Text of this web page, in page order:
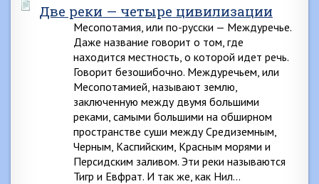
Две реки — четыре цивилизации
Месопотамия, или по-русски — Междуречье.
Даже название говорит о том, где
находится местность, о которой идет речь.
Говорит безошибочно. Междуречьем, или
Месопотамией, называют землю,
заключенную между двумя большими
реками, самыми большими на обширном
пространстве суши между Средиземным,
Черным, Каспийским, Красным морями и
Персидским заливом. Эти реки называются
Тигр и Евфрат. И так же, как Нил…